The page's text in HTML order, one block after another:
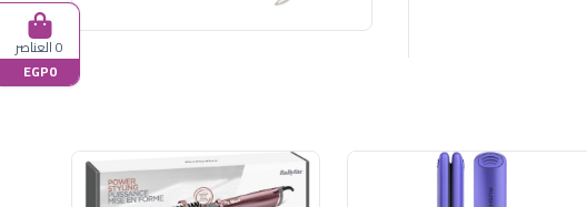
0 العناصر
EGP0